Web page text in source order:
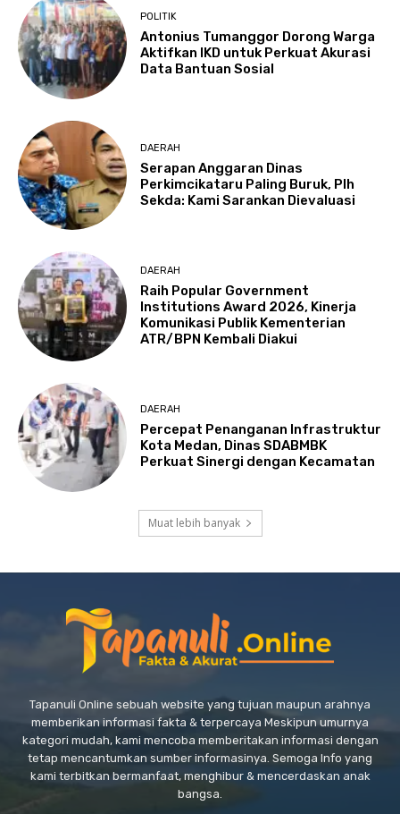
POLITIK
Antonius Tumanggor Dorong Warga
Aktifkan IKD untuk Perkuat Akurasi
Data Bantuan Sosial
DAERAH
Serapan Anggaran Dinas
Perkimcikataru Paling Buruk, Plh
Sekda: Kami Sarankan Dievaluasi
DAERAH
Raih Popular Government
Institutions Award 2026, Kinerja
Komunikasi Publik Kementerian
ATR/BPN Kembali Diakui
DAERAH
Percepat Penanganan Infrastruktur
Kota Medan, Dinas SDABMBK
Perkuat Sinergi dengan Kecamatan
Muat lebih banyak
Tapanuli Online sebuah website yang tujuan maupun arahnya
memberikan informasi fakta & terpercaya Meskipun umurnya
kategori mudah, kami mencoba memberitakan informasi dengan
tetap mencantumkan sumber informasinya. Semoga Info yang
kami terbitkan bermanfaat, menghibur & mencerdaskan anak
bangsa.